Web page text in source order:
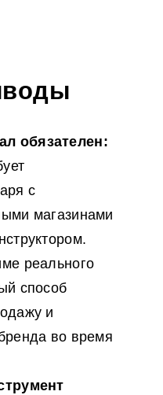
обязателен:
с
магазинами
реального
способ
и
во время